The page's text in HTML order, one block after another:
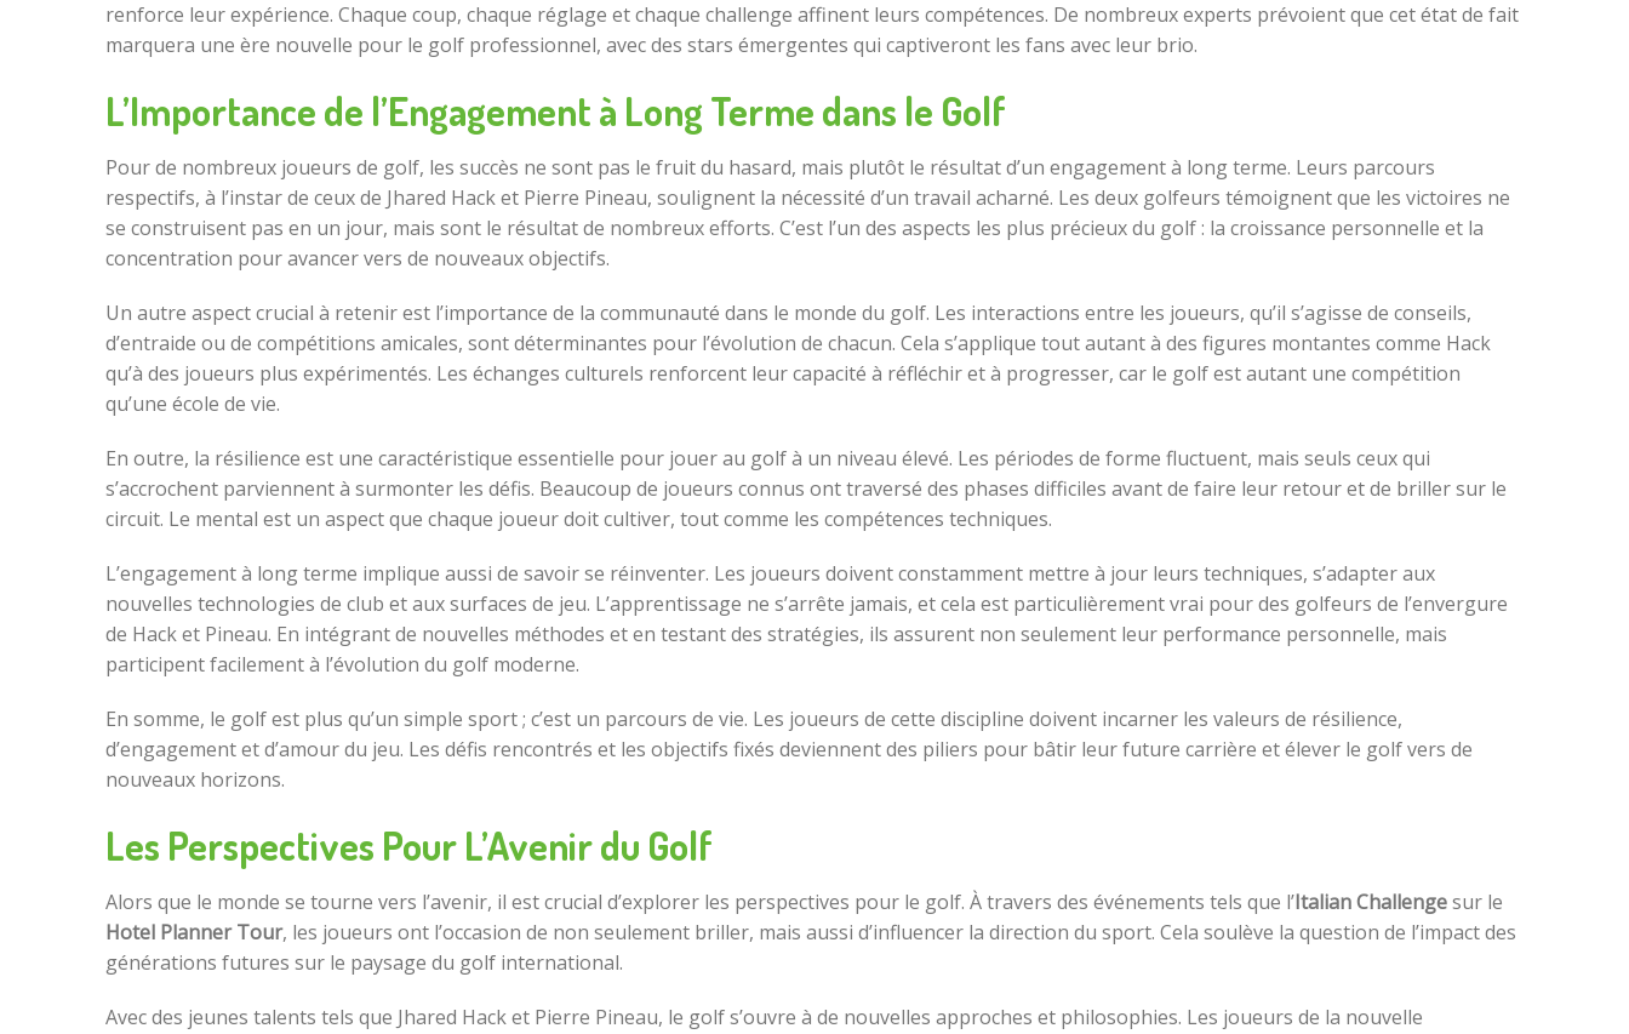
renforce leur expérience. Chaque coup, chaque réglage et chaque challenge affinent leurs compétences. De nombreux experts prévoient que cet état de fait
marquera une ère nouvelle pour le golf professionnel, avec des stars émergentes qui captiveront les fans avec leur brio.
L’Importance de l’Engagement à Long Terme dans le Golf
Pour de nombreux joueurs de golf, les succès ne sont pas le fruit du hasard, mais plutôt le résultat d’un engagement à long terme. Leurs parcours
respectifs, à l’instar de ceux de Jhared Hack et Pierre Pineau, soulignent la nécessité d’un travail acharné. Les deux golfeurs témoignent que les victoires ne
se construisent pas en un jour, mais sont le résultat de nombreux efforts. C’est l’un des aspects les plus précieux du golf : la croissance personnelle et la
concentration pour avancer vers de nouveaux objectifs.
Un autre aspect crucial à retenir est l’importance de la communauté dans le monde du golf. Les interactions entre les joueurs, qu’il s’agisse de conseils,
d’entraide ou de compétitions amicales, sont déterminantes pour l’évolution de chacun. Cela s’applique tout autant à des figures montantes comme Hack
qu’à des joueurs plus expérimentés. Les échanges culturels renforcent leur capacité à réfléchir et à progresser, car le golf est autant une compétition
qu’une école de vie.
En outre, la résilience est une caractéristique essentielle pour jouer au golf à un niveau élevé. Les périodes de forme fluctuent, mais seuls ceux qui
s’accrochent parviennent à surmonter les défis. Beaucoup de joueurs connus ont traversé des phases difficiles avant de faire leur retour et de briller sur le
circuit. Le mental est un aspect que chaque joueur doit cultiver, tout comme les compétences techniques.
L’engagement à long terme implique aussi de savoir se réinventer. Les joueurs doivent constamment mettre à jour leurs techniques, s’adapter aux
nouvelles technologies de club et aux surfaces de jeu. L’apprentissage ne s’arrête jamais, et cela est particulièrement vrai pour des golfeurs de l’envergure
de Hack et Pineau. En intégrant de nouvelles méthodes et en testant des stratégies, ils assurent non seulement leur performance personnelle, mais
participent facilement à l’évolution du golf moderne.
En somme, le golf est plus qu’un simple sport ; c’est un parcours de vie. Les joueurs de cette discipline doivent incarner les valeurs de résilience,
d’engagement et d’amour du jeu. Les défis rencontrés et les objectifs fixés deviennent des piliers pour bâtir leur future carrière et élever le golf vers de
nouveaux horizons.
Les Perspectives Pour L’Avenir du Golf
Alors que le monde se tourne vers l’avenir, il est crucial d’explorer les perspectives pour le golf. À travers des événements tels que l’Italian Challengesur le
Hotel Planner Tour, les joueurs ont l’occasion de non seulement briller, mais aussi d’influencer la direction du sport. Cela soulève la question de l’impact des
générations futures sur le paysage du golf international.
Avec des jeunes talents tels que Jhared Hack et Pierre Pineau, le golf s’ouvre à de nouvelles approches et philosophies. Les joueurs de la nouvelle